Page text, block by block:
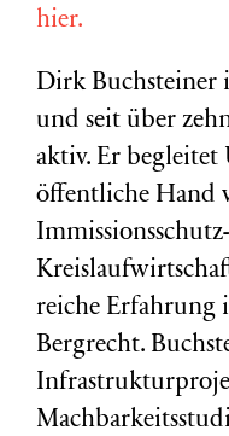
hier.
Dirk Buchsteiner
und seit über
aktiv. Er
öffentliche Hand
reiche Erfahrung
Bergrecht.